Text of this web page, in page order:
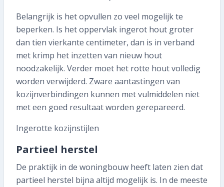
Belangrijk is het opvullen zo veel mogelijk te
beperken. Is het oppervlak ingerot hout groter
dan tien vierkante centimeter, dan is in verband
met krimp het inzetten van nieuw hout
noodzakelijk. Verder moet het rotte hout volledig
worden verwijderd. Zware aantastingen van
kozijnverbindingen kunnen met vulmiddelen niet
met een goed resultaat worden gerepareerd.
Ingerotte kozijnstijlen
Partieel herstel
De praktijk in de woningbouw heeft laten zien dat
partieel herstel bijna altijd mogelijk is. In de meeste